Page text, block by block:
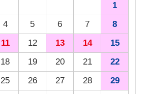
1
4 5 6 7
8
11 12 13 14
15
18 19 20 21
22
25 26 27 28
29